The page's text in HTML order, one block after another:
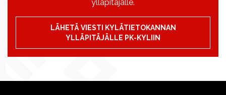
ylläpitäjälle.
LÄHETÄ VIESTI KYLÄTIETOKANNAN
YLLÄPITÄJÄLLE PK-KYLIIN